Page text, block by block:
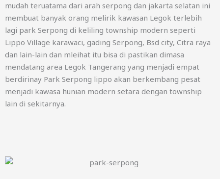
mudah teruatama dari arah serpong dan jakarta selatan ini
membuat banyak orang melirik kawasan Legok terlebih
lagi park Serpong di keliling township modern seperti
Lippo Village karawaci, gading Serpong, Bsd city, Citra raya
dan lain-lain dan mleihat itu bisa di pastikan dimasa
mendatang area Legok Tangerang yang menjadi empat
berdirinay Park Serpong lippo akan berkembang pesat
menjadi kawasa hunian modern setara dengan township
lain di sekitarnya.